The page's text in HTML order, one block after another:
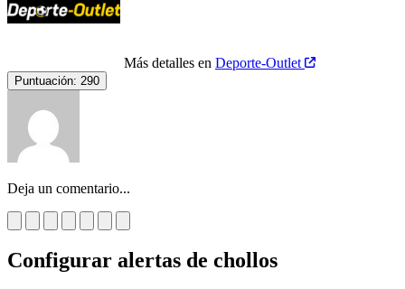
Más detalles en Deporte-Outlet
Puntuación: 290
Deja un comentario...
Configurar alertas de chollos